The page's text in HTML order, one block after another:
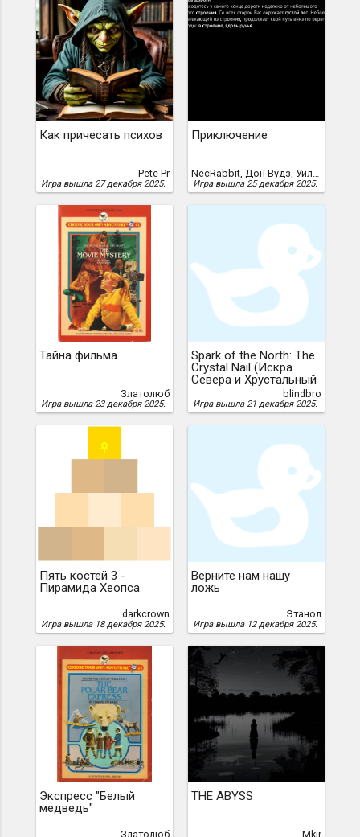
Как причесать психов
Pete Pr
Игра вышла 27 декабря 2025.
Приключение
NecRabbit, Дон Вудз, Уильям Кроутер
Игра вышла 25 декабря 2025.
Тайна фильма
Златолюб
Игра вышла 23 декабря 2025.
Spark of the North: The
Crystal Nail (Искра
Севера и Хрустальный
blindbro
Игра вышла 21 декабря 2025.
Пять костей 3 -
Пирамида Хеопса
darkcrown
Игра вышла 18 декабря 2025.
Верните нам нашу
ложь
Этанол
Игра вышла 12 декабря 2025.
Экспресс "Белый
медведь"
Златолюб
THE ABYSS
Mkir